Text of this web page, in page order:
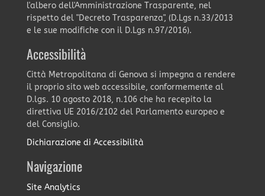
l'albero dell'Amministrazione Trasparente, nel
rispetto del "Decreto Trasparenza", (D.Lgs n.33/2013
e le sue modifiche con il D.Lgs n.97/2016).
Accessibilità
Città Metropolitana di Genova si impegna a rendere
il proprio sito web accessibile, conformemente al
D.lgs. 10 agosto 2018, n.106 che ha recepito la
direttiva UE 2016/2102 del Parlamento europeo e
del Consiglio.
Dichiarazione di Accessibilità
Navigazione
Site Analytics